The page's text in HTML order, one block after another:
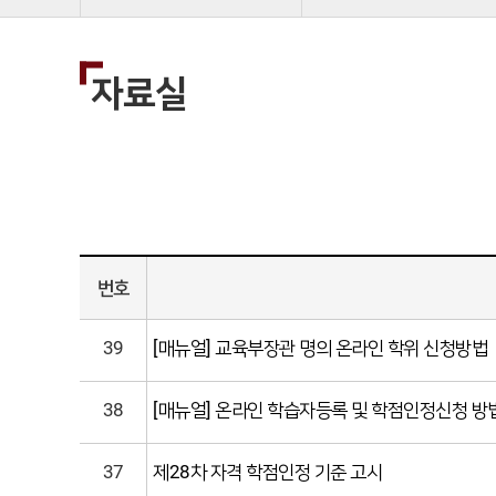
자료실
번호
39 [매뉴얼] 교육부장관 명의 온라인 학위 신청방법
38 [매뉴얼] 온라인 학습자등록 및 학점인정신청 방
37 제28차 자격 학점인정 기준 고시